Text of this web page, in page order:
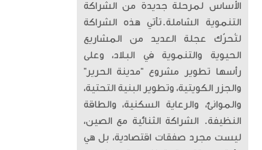
الأساس لمرحلة جديدة من الشراكة
التنموية الشاملة. ​تأتي هذه الشراكة
لتُحرّك عجلة العديد من المشاريع
الحيوية والتنموية في البلاد، وعلى
رأسها تطوير مشروع “مدينة الحرير”
والجزر الكويتية، وتطوير البنية التحتية،
والموانئ، والرعاية السكنية، والطاقة
النظيفة. الشراكة الثنائية مع الصين،
ليست مجرد صفقات اقتصادية، بل هي